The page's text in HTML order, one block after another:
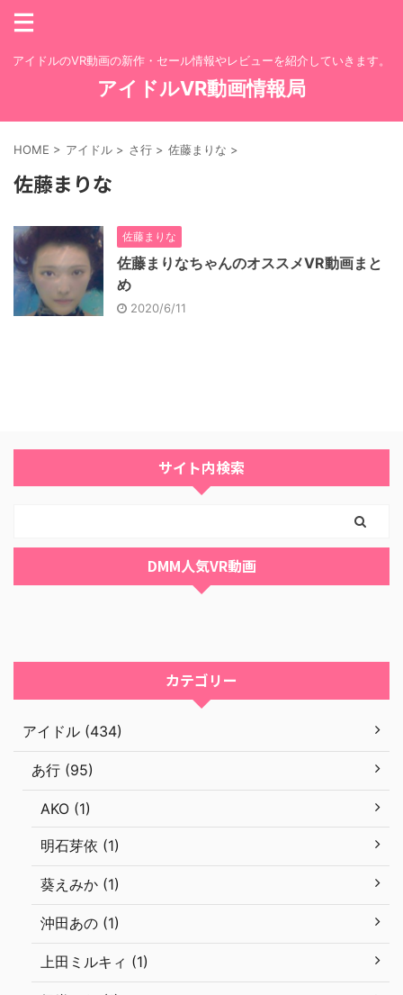
アイドルのVR動画の新作・セール情報やレビューを紹介していきます。
アイドルVR動画情報局
HOME > アイドル > さ行 > 佐藤まりな >
佐藤まりな
佐藤まりな
佐藤まりなちゃんのオススメVR動画まと
め
2020/6/11
サイト内検索
DMM人気VR動画
カテゴリー
アイドル (434)
あ行 (95)
AKO (1)
明石芽依 (1)
葵えみか (1)
沖田あの (1)
上田ミルキィ (1)